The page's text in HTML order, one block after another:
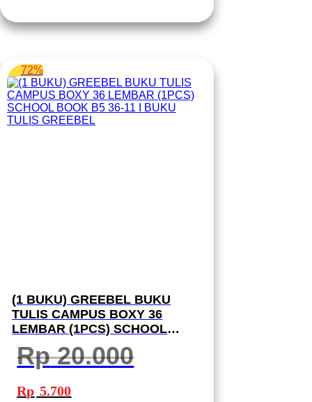
72%
(1 BUKU) GREEBEL BUKU
TULIS CAMPUS BOXY 36
LEMBAR (1PCS) SCHOOL
BOOK B5 36-11 I BUKU TULIS
GREEBEL
Rp20.000
Harga
aslinya
adalah:
Rp 5.700ini